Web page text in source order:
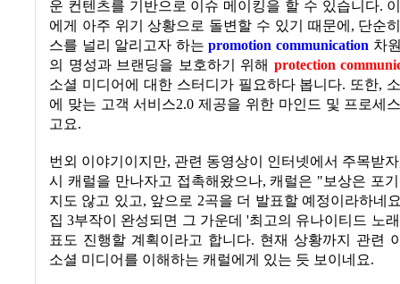
운 컨텐츠를 기반으로 이슈 메이킹을 할 수 있습니다.
에게 아주 위기 상황으로 돌변할 수 있기 때문에 , 단순
스를 널리 알리고자 하는 promotion communication 차
의 명성과 브랜딩을 보호하기 위해 protection
소셜 미디어에 대한 스터디가 필요하다 봅니다. 또한,
에 맞는 고객 서비스2.0 제공을 위한 마인드 및 프로세
고요.
번외 이야기이지만, 관련 동영상이 인터넷에서 주목받자
시 캐럴을 만나자고 접촉해왔으나, 캐럴은 "보상은 포
지도 않고 있고, 앞으로 2곡을 더 발표할 예정이라하네
집3부작이 완성되면 그 가운데 '최고의 유나이티드 노래
표도 진행할 계획이라고 합니다. 현재 상황까지 관련
소셜 미디어를 이해하는 캐럴에게 있는 듯 보이네요.